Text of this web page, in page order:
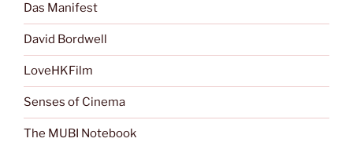
Das Manifest
David Bordwell
LoveHKFilm
Senses of Cinema
The MUBI Notebook